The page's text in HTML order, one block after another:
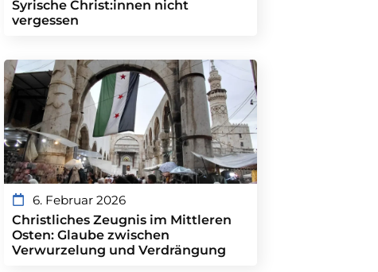
Syrische Christ:innen nicht
vergessen
6. Februar 2026
Christliches Zeugnis im Mittleren
Osten: Glaube zwischen
Verwurzelung und Verdrängung